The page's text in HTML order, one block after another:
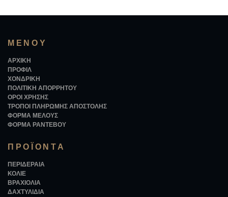
ΜΕΝΟΎ
ΑΡΧΙΚΉ
ΠΡΟΦΊΛ
ΧΟΝΔΡΙΚΉ
ΠΟΛΙΤΙΚΉ ΑΠΟΡΡΉΤΟΥ
ΌΡΟΙ ΧΡΉΣΗΣ
ΤΡΌΠΟΙ ΠΛΗΡΩΜΉΣ ΑΠΟΣΤΟΛΉΣ
ΦΌΡΜΑ ΜΈΛΟΥΣ
ΦΌΡΜΑ ΡΑΝΤΕΒΟΎ
ΠΡΟΪΌΝΤΑ
ΠΕΡΙΔΈΡΑΙΑ
ΚΟΛΙΈ
ΒΡΑΧΙΌΛΙΑ
ΔΑΧΤΥΛΊΔΙΑ